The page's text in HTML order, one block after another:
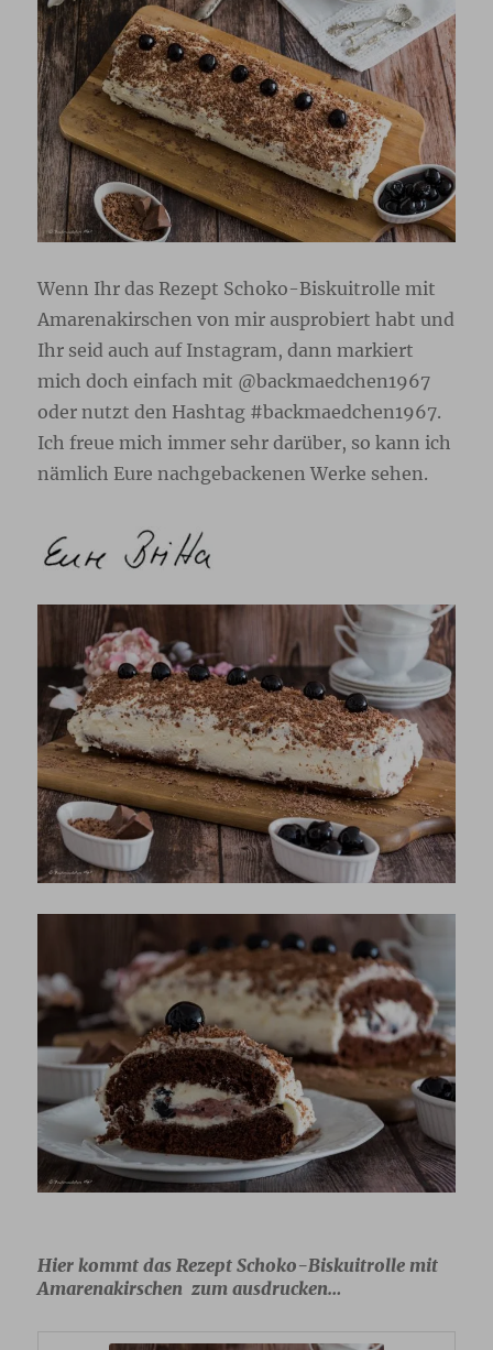
Wenn Ihr das Rezept Schoko-Biskuitrolle mit
Amarenakirschen von mir ausprobiert habt und
Ihr seid auch auf Instagram, dann markiert
mich doch einfach mit @backmaedchen1967
oder nutzt den Hashtag #backmaedchen1967.
Ich freue mich immer sehr darüber, so kann ich
nämlich Eure nachgebackenen Werke sehen.
Hier kommt das Rezept Schoko-Biskuitrolle mit
Amarenakirschen zum ausdrucken…